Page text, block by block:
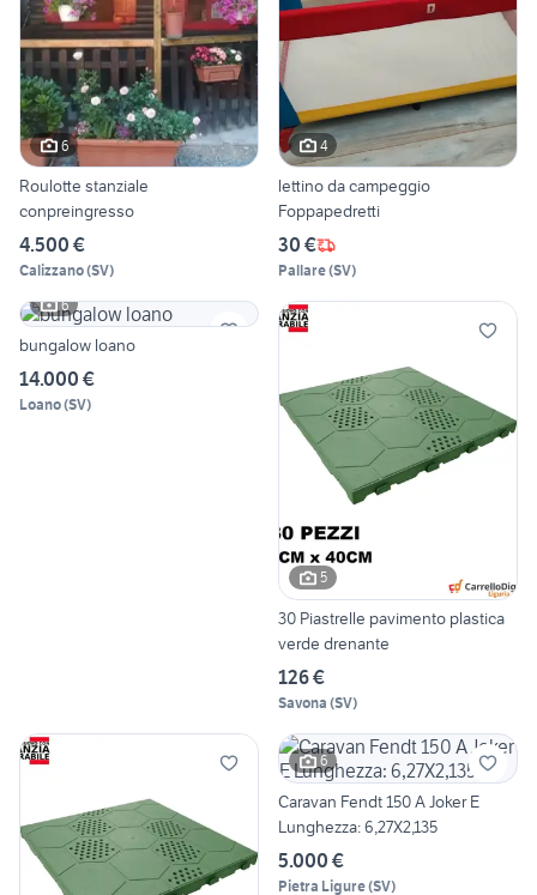
6
Roulotte stanziale
conpreingresso
4.500 €
Calizzano(SV)
4
lettino da campeggio
Foppapedretti
30 €
Pallare(SV)
6
bungalow loano
14.000 €
Loano(SV)
5
30 Piastrelle pavimento plastica
verde drenante
126 €
Savona (SV)
6
Caravan Fendt 150 A Joker E
Lunghezza: 6,27X2,135
5.000 €
Pietra Ligure(SV)